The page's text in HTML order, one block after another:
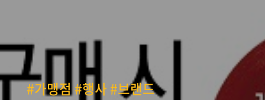
#가맹점 #행사 #브랜드